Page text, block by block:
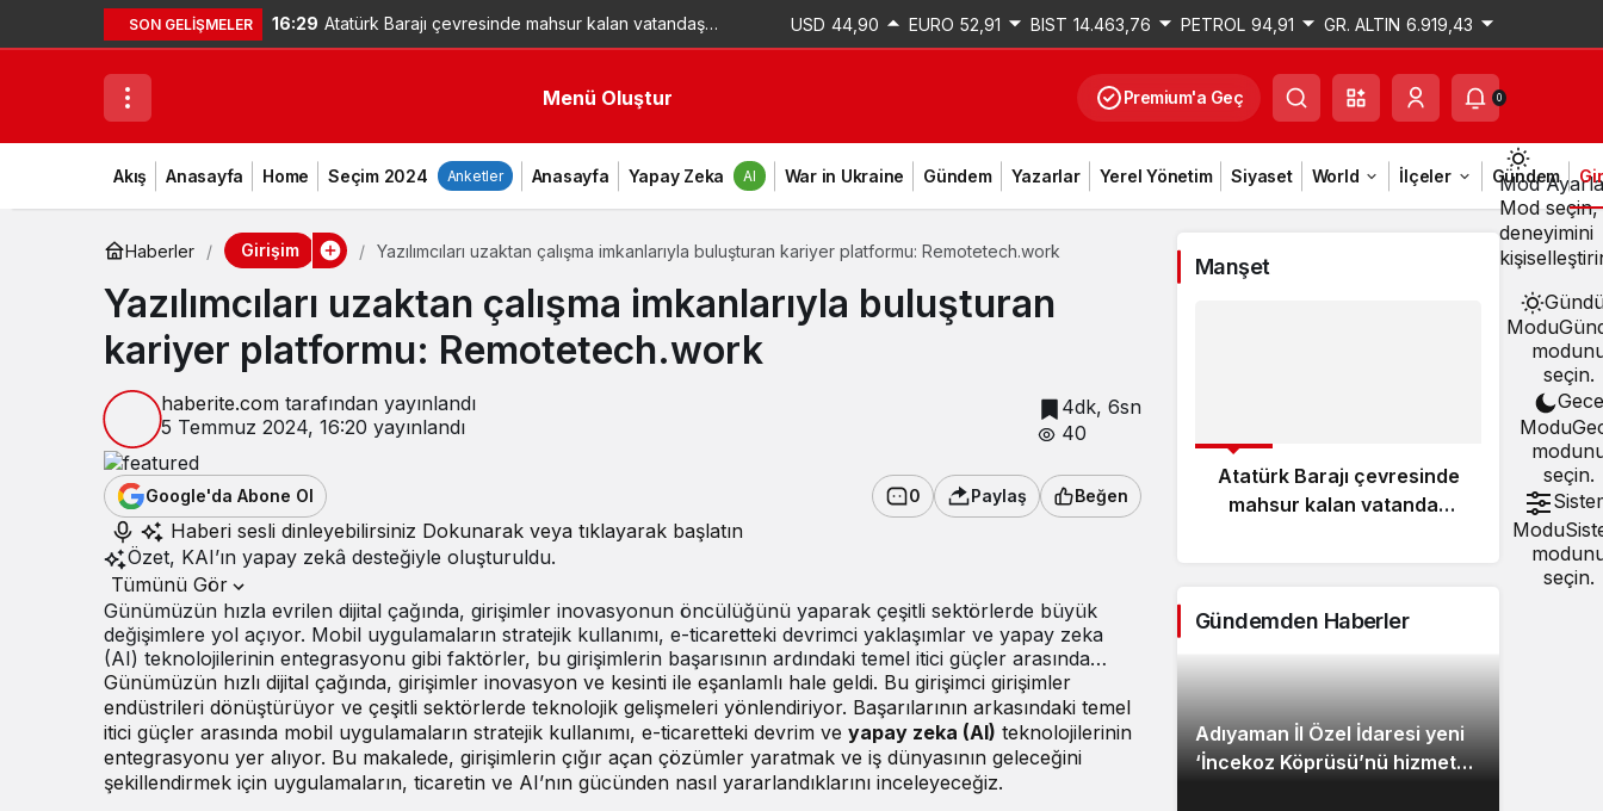
SON GELIŞMELER 16:29 Atatürk Barajı çevresinde mahsur kalan vatandaş USD 44,90 EURO 52,91 BIST 14.463,76 PETROL 94,91 GR. ALTIN 6.919,43
Menü Oluştur Premium'a Geç 0
Akış Anasayfa Home Seçim 2024 Anketler Anasayfa Yapay Zeka AI War in Ukraine Gündem Yazarlar Yerel Yönetim Siyaset World İlçeler Gündem
Mod
Mod seçin,
deneyimini
Modu
seçin.
Gece
Modu
seçin.
Modu
seçin.
Haberler Girişim Yazılımcıları uzaktan çalışma imkanlarıyla buluşturan kariyer platformu: Remotetech.work
Yazılımcıları uzaktan çalışma imkanlarıyla buluşturan
kariyer platformu: Remotetech.work
haberite.com tarafından yayınlandı
5 Temmuz 2024, 16:20 yayınlandı
4dk, 6sn
40
Google'da Abone Ol 0 Paylaş Beğen
Haberi sesli dinleyebilirsiniz Dokunarak veya tıklayarak başlatın
Özet, KAI’ın yapay zekâ desteğiyle oluşturuldu.
Tümünü Gör
Günümüzün hızla evrilen dijital çağında, girişimler inovasyonun öncülüğünü yaparak çeşitli sektörlerde büyük
değişimlere yol açıyor. Mobil uygulamaların stratejik kullanımı, e-ticaretteki devrimci yaklaşımlar ve yapay zeka
(AI) teknolojilerinin entegrasyonu gibi faktörler, bu girişimlerin başarısının ardındaki temel itici güçler arasında…
Günümüzün hızlı dijital çağında, girişimler inovasyon ve kesinti ile eşanlamlı hale geldi. Bu girişimci girişimler
endüstrileri dönüştürüyor ve çeşitli sektörlerde teknolojik gelişmeleri yönlendiriyor. Başarılarının arkasındaki temel
itici güçler arasında mobil uygulamaların stratejik kullanımı, e-ticaretteki devrim ve yapay zeka (AI) teknolojilerinin
entegrasyonu yer alıyor. Bu makalede, girişimlerin çığır açan çözümler yaratmak ve iş dünyasının geleceğini
şekillendirmek için uygulamaların, ticaretin ve AI’nın gücünden nasıl yararlandıklarını inceleyeceğiz.
Manşet
Atatürk Barajı çevresinde
mahsur kalan vatandaş
yeni
Gündemden Haberler
Adıyaman İl Özel İdaresi yeni
‘İncekoz Köprüsü’nü hizmete